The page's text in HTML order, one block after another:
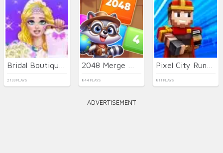
2133 PLAYS 844 PLAYS 811 PLAYS
ADVERTISEMENT